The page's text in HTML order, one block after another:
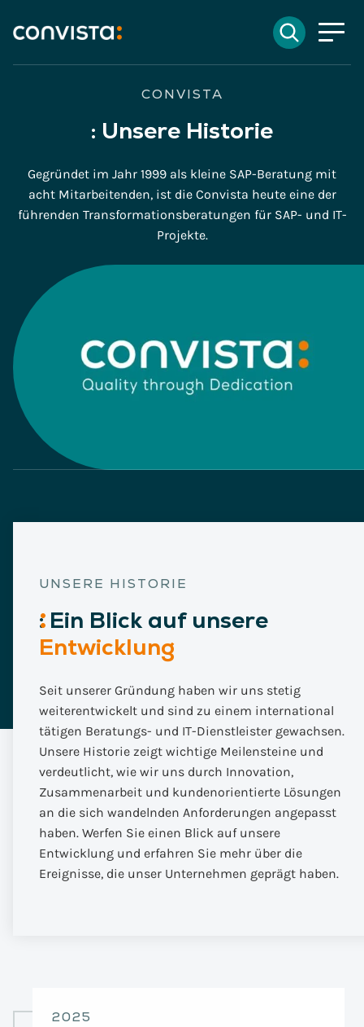
DE
CONVISTA
: Unsere Historie
Gegründet im Jahr 1999 als kleine SAP-Beratung mit
acht Mitarbeitenden, ist die Convista heute eine der
führenden Transformationsberatungen für SAP- und IT-
Projekte.
UNSERE HISTORIE
:Ein Blick auf unsere
Entwicklung
Seit unserer Gründung haben wir uns stetig
weiterentwickelt und sind zu einem international
tätigen Beratungs- und IT-Dienstleister gewachsen.
Unsere Historie zeigt wichtige Meilensteine und
verdeutlicht, wie wir uns durch Innovation,
Zusammenarbeit und kundenorientierte Lösungen
an die sich wandelnden Anforderungen angepasst
haben. Werfen Sie einen Blick auf unsere
Entwicklung und erfahren Sie mehr über die
Ereignisse, die unser Unternehmen geprägt haben.
2025